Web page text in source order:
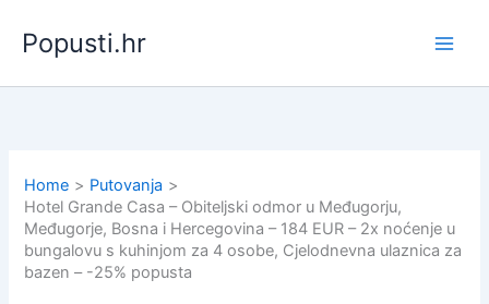
content
Popusti.hr
Home
Putovanja
Hotel Grande Casa – Obiteljski odmor u Međugorju,
Međugorje, Bosna i Hercegovina – 184 EUR – 2x noćenje u
bungalovu s kuhinjom za 4 osobe, Cjelodnevna ulaznica za
bazen – -25% popusta